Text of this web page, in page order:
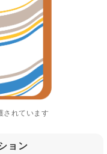
れています
ョン